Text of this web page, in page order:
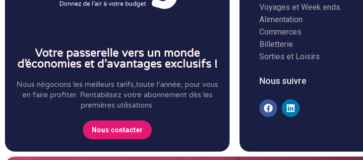
Votre passerelle vers un monde
d’économies et d’avantages exclusifs !
Nous négocions les meilleurs tarifs,toute l’année, pour vous
en faire profiter. Rentabilisez votre abonnement dès les
premières utilisations.
Nous contacter
Voyages et Week ends
Alimentation
Commerces
Billetterie
Sorties et Loisirs
Nous suivre